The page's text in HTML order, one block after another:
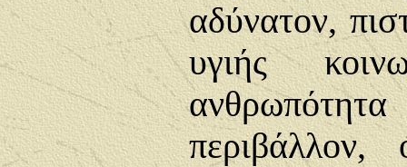
αδύνατον,
υγιής